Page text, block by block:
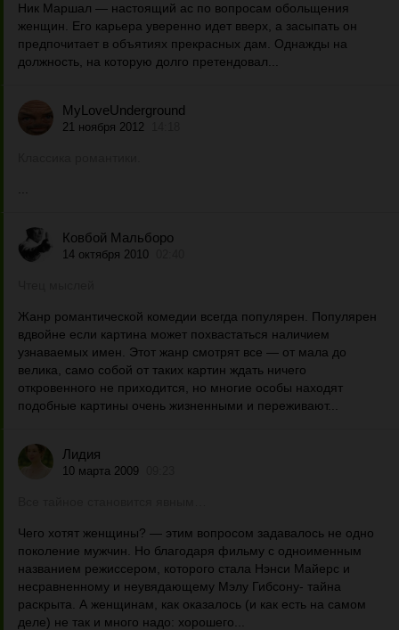
Ник Маршал — настоящий ас по вопросам обольщения
женщин. Его карьера уверенно идет вверх, а засыпать он
предпочитает в объятиях прекрасных дам. Однажды на
должность, на которую долго претендовал...
MyLoveUnderground
21 ноября 2012
Ковбой Мальборо
14 октября 2010
Жанр романтической комедии всегда популярен. Популярен
вдвойне если картина может похвастаться наличием
узнаваемых имен. Этот жанр смотрят все — от мала до
велика, само собой от таких картин ждать ничего
откровенного не приходится, но многие особы находят
подобные картины очень жизненными и переживают...
Лидия
10 марта 2009
Чего хотят женщины? — этим вопросом задавалось не одно
поколение мужчин. Но благодаря фильму с одноименным
названием режиссером, которого стала Нэнси Майерс и
несравненному и неувядающему Мэлу Гибсону- тайна
раскрыта. А женщинам, как оказалось (и как есть на самом
деле) не так и много надо: хорошего...